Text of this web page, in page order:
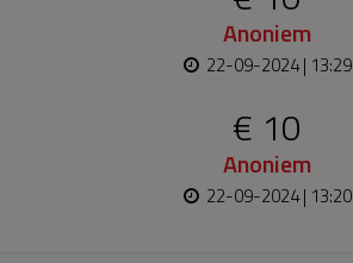
Anoniem
22-09-2024 | 13:29
€ 10
Anoniem
22-09-2024 | 13:20